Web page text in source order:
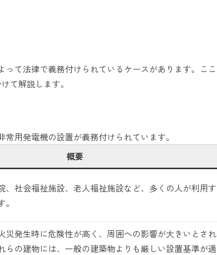
て法律で義務付けられているケースがあります。ここ
て解説します。
用発電機の設置が義務付けられています。
概要
、社会福祉施設、老人福祉施設など、多くの人が利用す
災発生時に危険性が高く、周囲への影響が大きいとされ
らの建物には、一般の建築物よりも厳しい設置基準が適